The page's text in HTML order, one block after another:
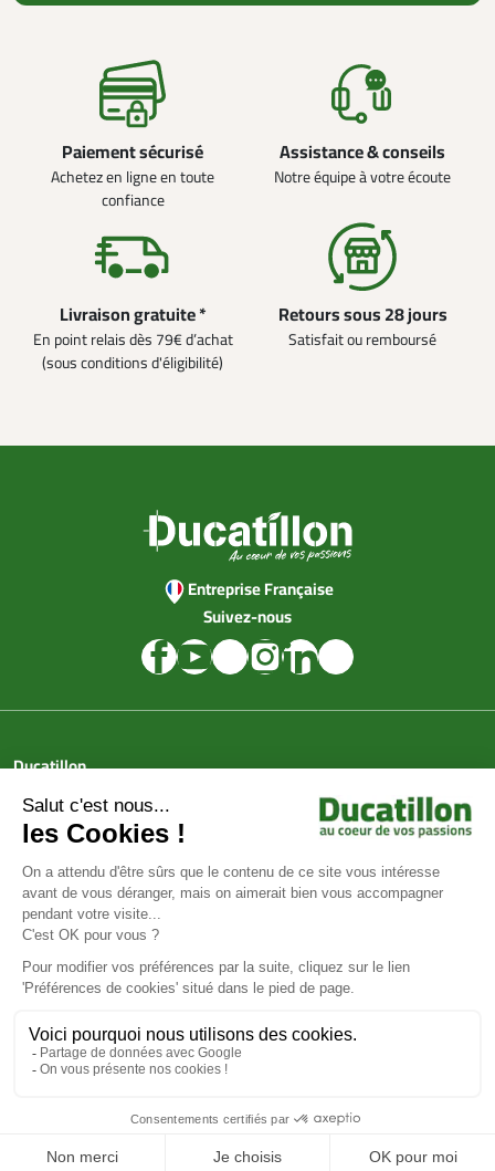
Paiement sécurisé
Achetez en ligne en toute
confiance
Assistance & conseils
Notre équipe à votre écoute
Livraison gratuite *
En point relais dès 79€ d’achat
(sous conditions d'éligibilité)
Retours sous 28 jours
Satisfait ou remboursé
Entreprise Française
Suivez-nous
Ducatillon
Achat en ligne
Services
Aide & Conseils
Paiement sécurisé
© Ducatillon 2026